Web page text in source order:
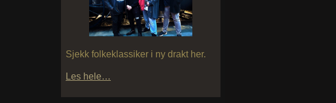
Sjekk folkeklassiker i ny drakt her.
Les hele…